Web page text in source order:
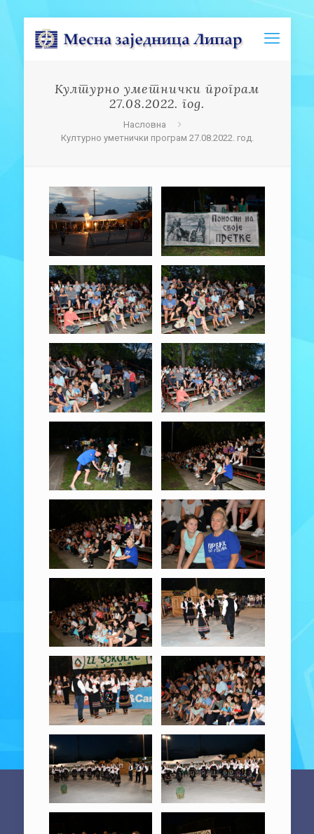
Културно уметнички програм
27.08.2022. год.
Насловна
Културно уметнички програм 27.08.2022. год.